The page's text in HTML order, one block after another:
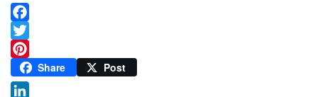
Facebook
Twitter
Pinterest
Share Post